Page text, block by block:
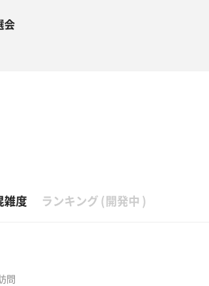
会
雑度 ランキング (開発中 )
問